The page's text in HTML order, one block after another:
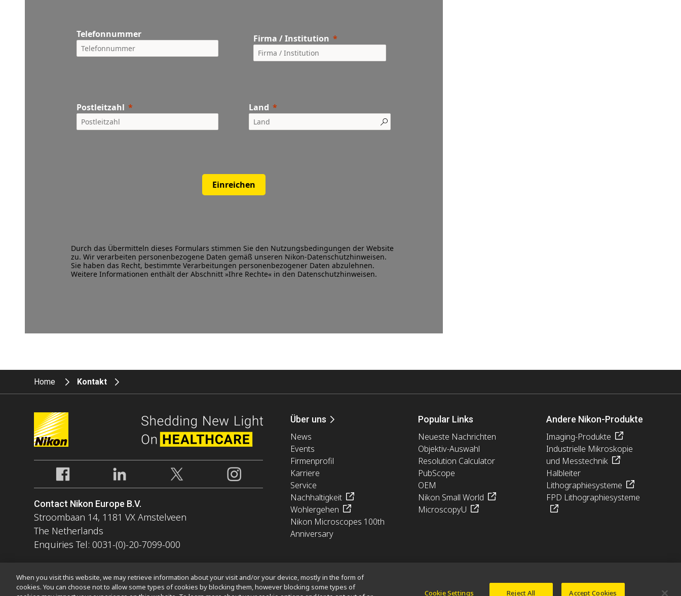
Telefonnummer Firma / Institution
Postleitzahl Land
Einreichen
Durch das Übermitteln dieses Formulars stimmen Sie den Nutzungsbedingungen der Website
zu. Wir verarbeiten personenbezogene Daten gemäß unseren Nikon-Datenschutzhinweisen.
Sie haben das Recht, bestimmte Verarbeitungen personenbezogener Daten abzulehnen.
Weitere Informationen enthält der Abschnitt »Ihre Rechte« in den Datenschutzhinweisen.
Home Kontakt
Contact Nikon Europe B.V.
Stroombaan 14, 1181 VX Amstelveen
The Netherlands
Enquiries Tel: 0031-(0)-20-7099-000
Über uns
News
Events
Firmenprofil
Karriere
Service
Nachhaltigkeit
Wohlergehen
Nikon Microscopes 100th
Anniversary
Popular Links
Neueste Nachrichten
Objektiv-Auswahl
Resolution Calculator
PubScope
OEM
Nikon Small World
MicroscopyU
Andere Nikon-Produkte
Imaging-Produkte
Industrielle Mikroskopie
und Messtechnik
Halbleiter
Lithographiesysteme
FPD Lithographiesysteme
When you visit this website, we may retrieve information about your visit and/or your device, mostly in the form of
cookies. You can choose not to allow some types of cookies by blocking them, however blocking some types of
Cookie Settings Reject All Accept Cookies